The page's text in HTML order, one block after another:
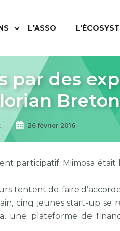
L'ASSO
par des
Breton
26 février 2016
participatif Miimosa était
tentent de faire
cinq jeunes start-up
une plateforme de